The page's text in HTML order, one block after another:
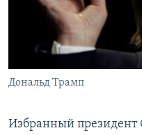
Հայերեն
English
Русский
Все сайты Радио
Дональд Трамп
Избранный